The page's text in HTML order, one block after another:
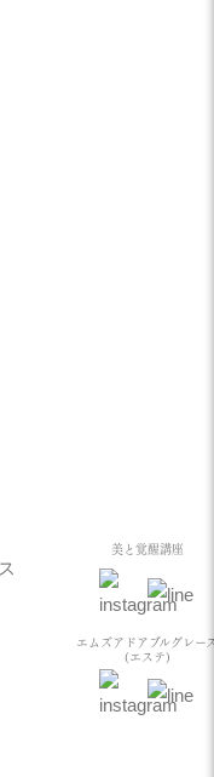
美と覚醒講座
エムズアドアブルグレー
(エステ)